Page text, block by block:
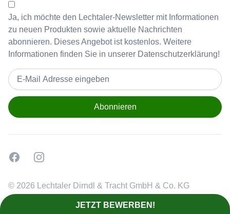
Ja, ich möchte den Lechtaler-Newsletter mit Informationen
zu neuen Produkten sowie aktuelle Nachrichten
abonnieren. Dieses Angebot ist kostenlos. Weitere
Informationen finden Sie in unserer Datenschutzerklärung!
Email address
FacebookInstagram
© 2026 Lechtaler Dirndl & Tracht GmbH & Co. KG
JETZT BEWERBEN!